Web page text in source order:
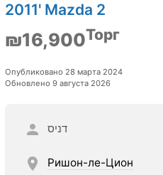
2011' Mazda 2
₪16,900Торг
Опубликовано 28 марта 2024
Обновлено 9 августа 2026
דניס
Ришон-ле-Цион